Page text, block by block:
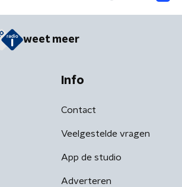
weet meer
Info
Contact
Veelgestelde vragen
App de studio
Adverteren